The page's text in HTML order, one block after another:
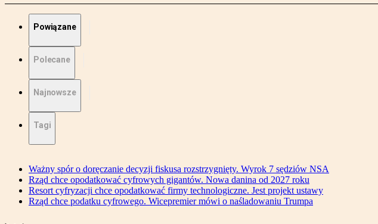
Powiązane
Polecane
Najnowsze
Tagi
Ważny spór o doręczanie decyzji fiskusa rozstrzygnięty. Wyrok 7 sędziów NSA
Rząd chce opodatkować cyfrowych gigantów. Nowa danina od 2027 roku
Resort cyfryzacji chce opodatkować firmy technologiczne. Jest projekt ustawy
Rząd chce podatku cyfrowego. Wicepremier mówi o naśladowaniu Trumpa